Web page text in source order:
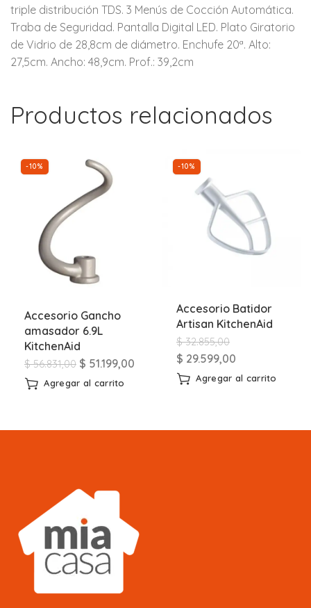
triple distribución TDS. 3 Menús de Cocción Automática.
Traba de Seguridad. Pantalla Digital LED. Plato Giratorio
de Vidrio de 28,8cm de diámetro. Enchufe 20ª. Alto:
27,5cm. Ancho: 48,9cm. Prof.: 39,2cm
Productos relacionados
-10%
Accesorio Gancho
amasador 6.9L
KitchenAid
$56.831,00 $ 51.199,00
Agregar al carrito
-10%
Accesorio Batidor
Artisan KitchenAid
$32.855,00
$ 29.599,00
Agregar al carrito